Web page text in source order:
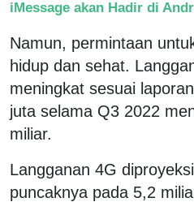
iMessage akan Hadir di
Namun, permintaan
hidup dan sehat.
meningkat sesuai
juta selama Q3 2022
miliar.
Langganan 4G
puncaknya pada 5,2